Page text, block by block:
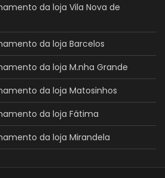
da loja Vila Nova de
da loja Barcelos
da loja M.nha Grande
da loja Matosinhos
da loja Fátima
da loja Mirandela